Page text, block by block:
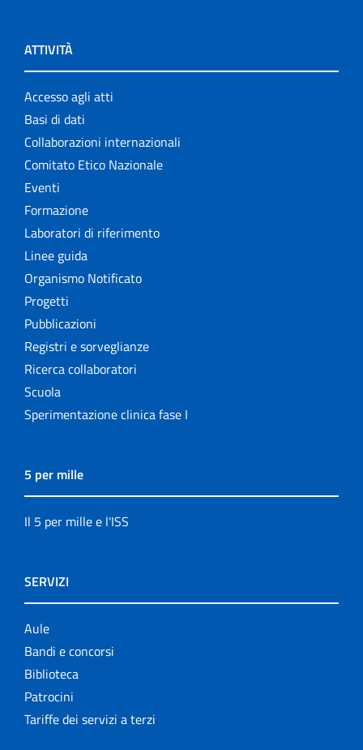
ATTIVITÀ
Accesso agli atti
Basi di dati
Collaborazioni internazionali
Comitato Etico Nazionale
Eventi
Formazione
Laboratori di riferimento
Linee guida
Organismo Notificato
Progetti
Pubblicazioni
Registri e sorveglianze
Ricerca collaboratori
Scuola
Sperimentazione clinica fase I
5 per mille
Il 5 per mille e l'ISS
SERVIZI
Aule
Bandi e concorsi
Biblioteca
Patrocini
Tariffe dei servizi a terzi